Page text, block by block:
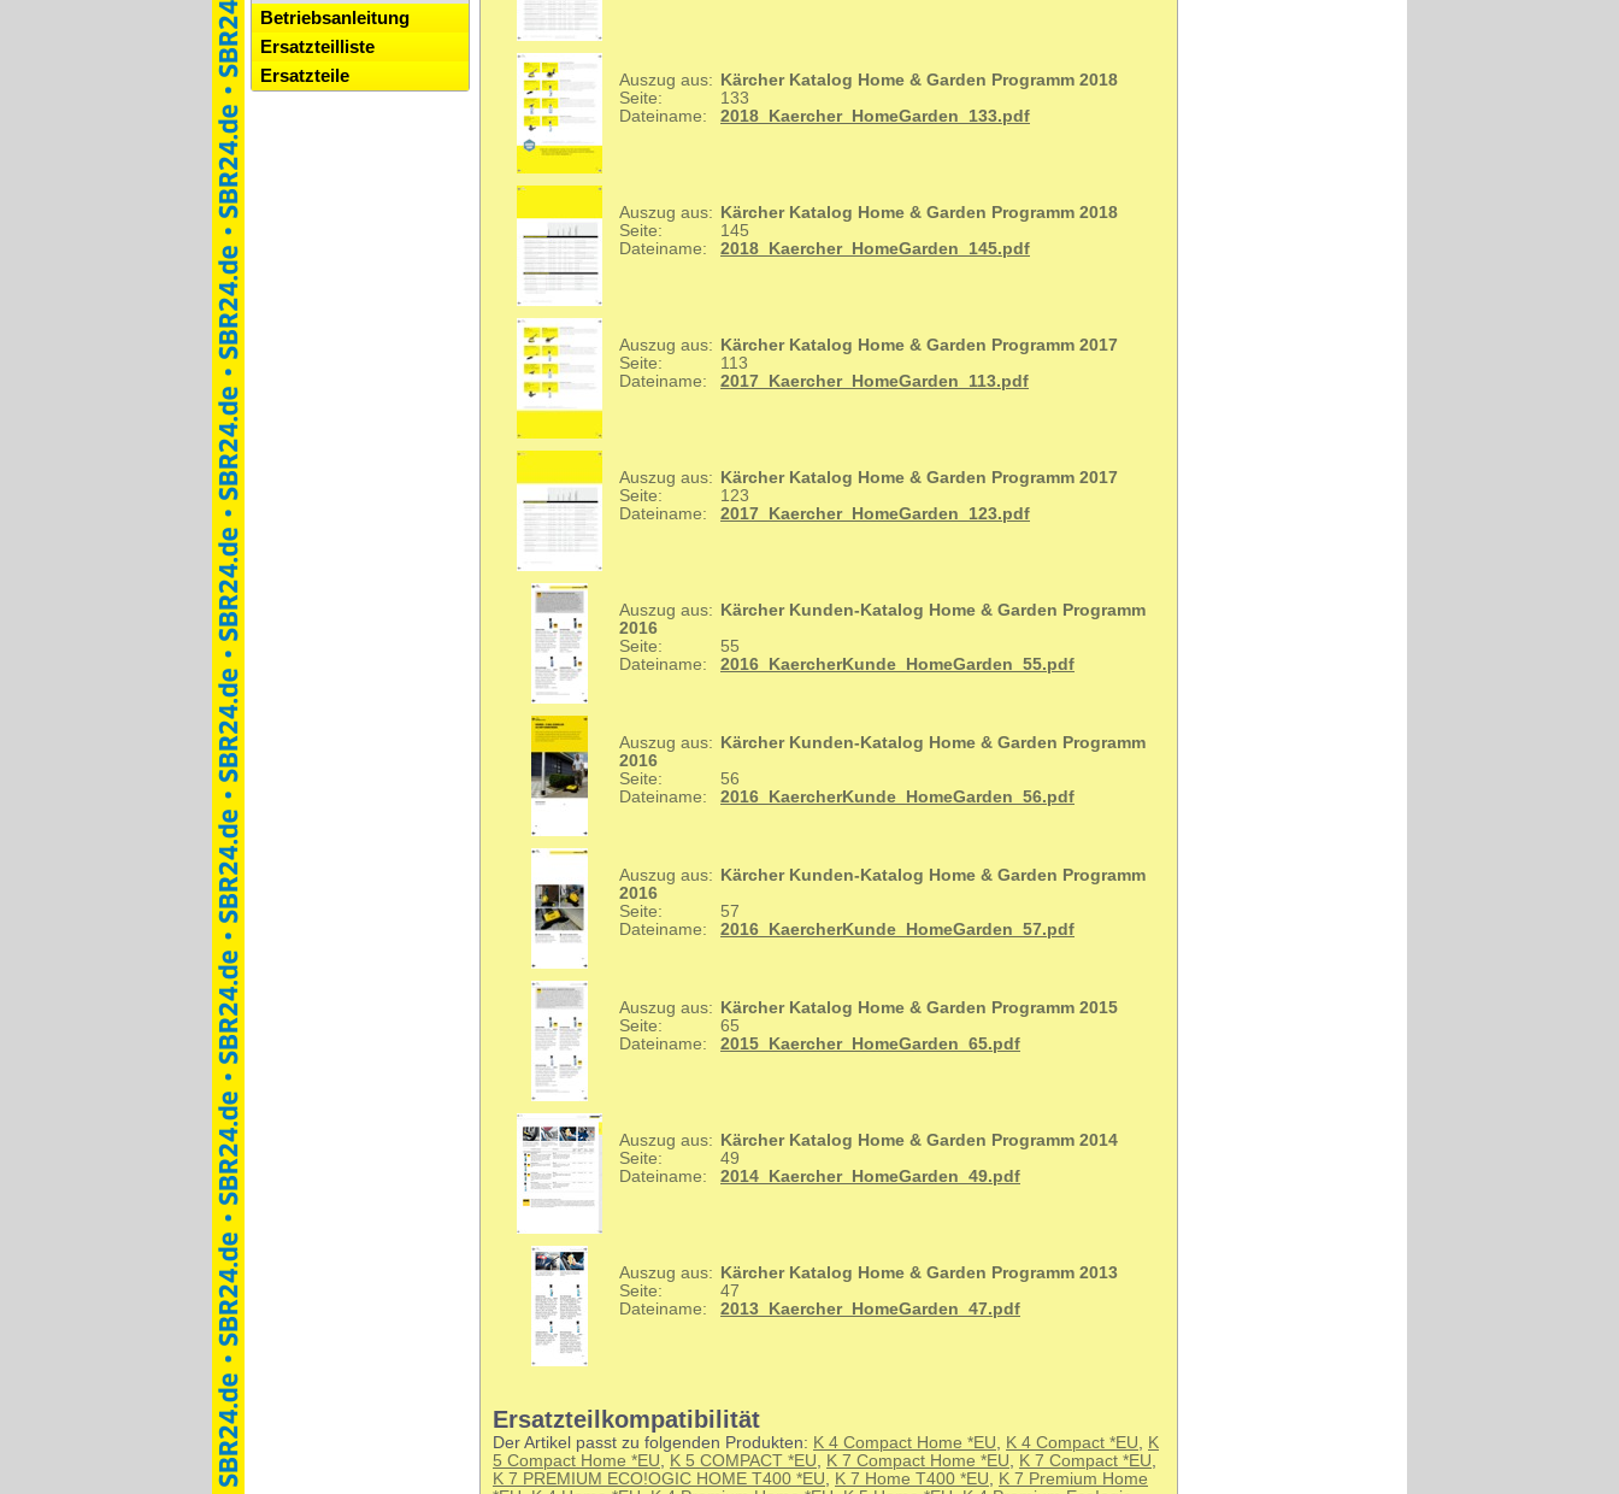
Auszug aus: Kärcher Katalog Home & Garden Programm 2018
Seite:
133
Dateiname:
2018_Kaercher_HomeGarden_133.pdf
Auszug aus: Kärcher Katalog Home & Garden Programm 2018
Seite:
145
Dateiname:
2018_Kaercher_HomeGarden_145.pdf
Auszug aus: Kärcher Katalog Home & Garden Programm 2017
Seite:
113
Dateiname:
2017_Kaercher_HomeGarden_113.pdf
Auszug aus: Kärcher Katalog Home & Garden Programm 2017
Seite:
123
Dateiname:
2017_Kaercher_HomeGarden_123.pdf
Auszug aus: Kärcher Kunden-Katalog Home & Garden Programm
2016
Seite:
55
Dateiname:
2016_KaercherKunde_HomeGarden_55.pdf
Auszug aus: Kärcher Kunden-Katalog Home & Garden Programm
2016
Seite:
56
Dateiname:
2016_KaercherKunde_HomeGarden_56.pdf
Auszug aus: Kärcher Kunden-Katalog Home & Garden Programm
2016
Seite:
57
Dateiname:
2016_KaercherKunde_HomeGarden_57.pdf
Auszug aus: Kärcher Katalog Home & Garden Programm 2015
Seite:
65
Dateiname:
2015_Kaercher_HomeGarden_65.pdf
Auszug aus: Kärcher Katalog Home & Garden Programm 2014
Seite:
49
Dateiname:
2014_Kaercher_HomeGarden_49.pdf
Auszug aus: Kärcher Katalog Home & Garden Programm 2013
Seite:
47
Dateiname:
2013_Kaercher_HomeGarden_47.pdf
Ersatzteilkompatibilität
Der Artikel passt zu folgenden Produkten: K 4 Compact Home *EU, K 4 Compact *EU, K
5 Compact Home *EU, K 5 COMPACT *EU, K 7 Compact Home *EU, K 7 Compact *EU,
K 7 PREMIUM ECO!OGIC HOME T400 *EU, K 7 Home T400 *EU, K 7 Premium Home
Betriebsanleitung
Ersatzteilliste
Ersatzteile